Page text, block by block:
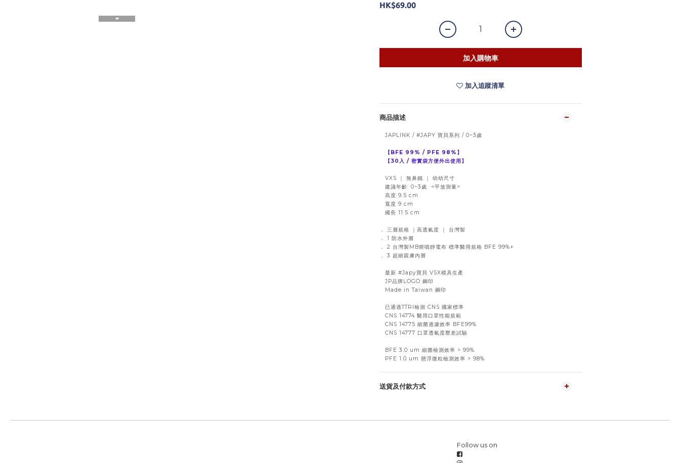
HK$69.00
加入購物車
加入追蹤清單
商品描述
JAPLINK / #JAPY 寶貝系列 / 0~3歲
【BFE 99% / PFE 98%】
【30入 / 密實袋方便外出使用】
VXS ｜ 無鼻鐵 ｜ 幼幼尺寸
建議年齡: 0~3歲 <平放測量>
高度 9.5 cm
寬度 9 cm
繩長 11.5 cm
． 三層規格 ｜高透氣度 ｜ 台灣製
． 1 防水外層
． 2 台灣製MB熔噴靜電布 標準醫用規格 BFE 99%+
． 3 超細親膚內層
最新 #Japy寶貝 VSX模具生產
JP品牌LOGO 鋼印
Made in Taiwan 鋼印
已通過TTRI檢測 CNS 國家標準
CNS 14774 醫用口罩性能規範
CNS 14775 細菌過濾效率 BFE99%
CNS 14777 口罩透氣度壓差試驗
BFE 3.0 um 細菌檢測效率 > 99%
PFE 1.0 um 懸浮微粒檢測效率 > 98%
送貨及付款方式
Follow us on